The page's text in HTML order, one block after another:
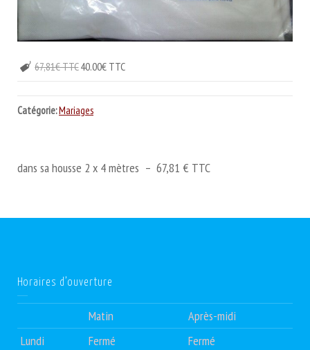
67,81€ TTC40.00€ TTC
Catégorie:Mariages
dans sa housse 2 x 4 mètres – 67,81 € TTC
Horaires d’ouverture
Matin
Après-midi
Lundi
Fermé
Fermé